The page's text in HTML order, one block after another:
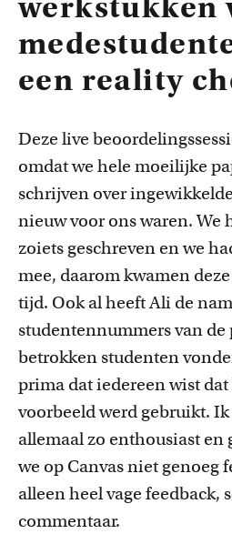
een reality
Deze live
omdat we hele moeilijke
schrijven over
nieuw voor ons waren. We
zoiets geschreven en we
mee, daarom kwamen
tijd. Ook al heeft Ali de
studentennummers van de
betrokken studenten
prima dat iedereen wist
voorbeeld werd gebruikt. Ik
allemaal zo enthousiast en
we op Canvas niet genoeg
alleen heel vage feedback,
commentaar.